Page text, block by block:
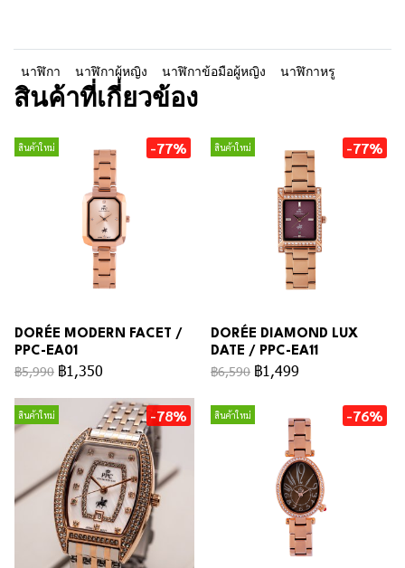
นาฬิกา นาฬิกาผู้หญิง นาฬิกาข้อมือผู้หญิง นาฬิกาหรู
สินค้าที่เกี่ยวข้อง
สินค้าใหม่ -77%
DORÉE MODERN FACET /
PPC-EA01
฿5,990 ฿1,350
สินค้าใหม่ -77%
DORÉE DIAMOND LUX
DATE / PPC-EA11
฿6,590 ฿1,499
สินค้าใหม่ -78% สินค้าใหม่ -76%